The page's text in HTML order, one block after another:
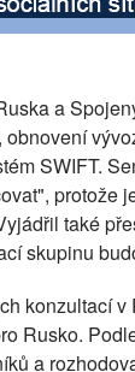
a
SWIFT.
protože
také
skupinu
konzultací
Rusko.
a